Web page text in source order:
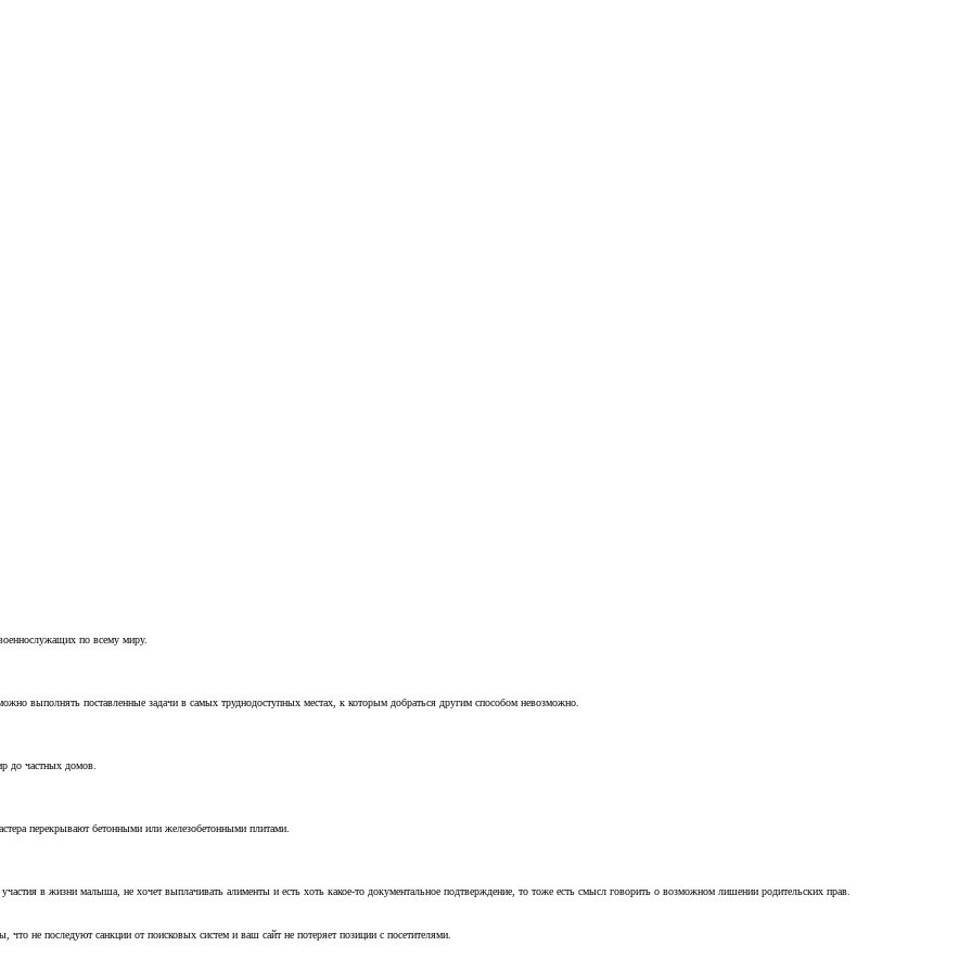
по всему миру.
выполнять поставленные задачи в самых труднодоступных местах, к которым добраться другим способом невозможно.
до частных домов.
перекрывают бетонными или железобетонными плитами.
в жизни малыша, не хочет выплачивать алименты и есть хоть какое-то документальное подтверждение, то тоже есть смысл говорить о возможном лишении родительских прав.
не последуют санкции от поисковых систем и ваш сайт не потеряет позиции с посетителями.